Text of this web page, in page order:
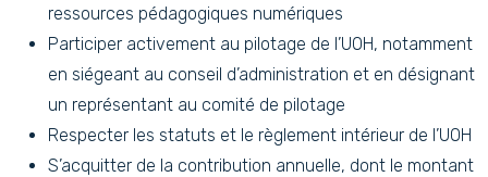
ressources pédagogiques numériques
Participer activement au pilotage de l’UOH, notamment
en siégeant au conseil d’administration et en désignant
un représentant au comité de pilotage
Respecter les statuts et le règlement intérieur de l’UOH
S’acquitter de la contribution annuelle, dont le montant